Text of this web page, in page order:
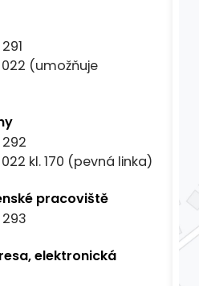
(umožňuje
kl. 170 (pevná linka)
pracoviště
elektronická